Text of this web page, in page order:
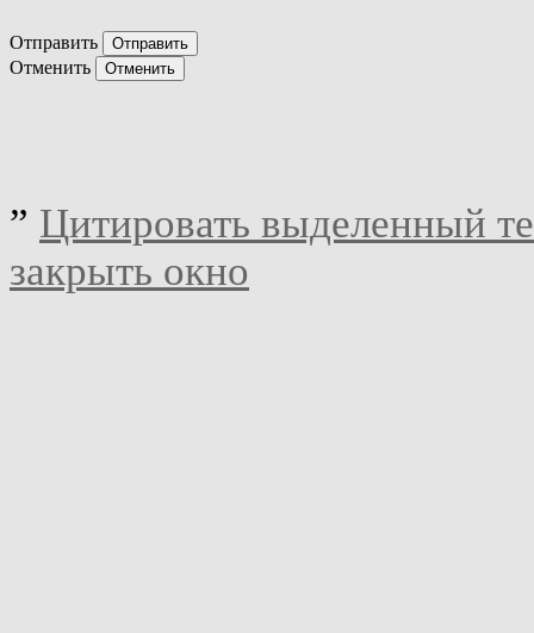
Отправить
Отменить
” Цитировать выделенный
закрыть окно